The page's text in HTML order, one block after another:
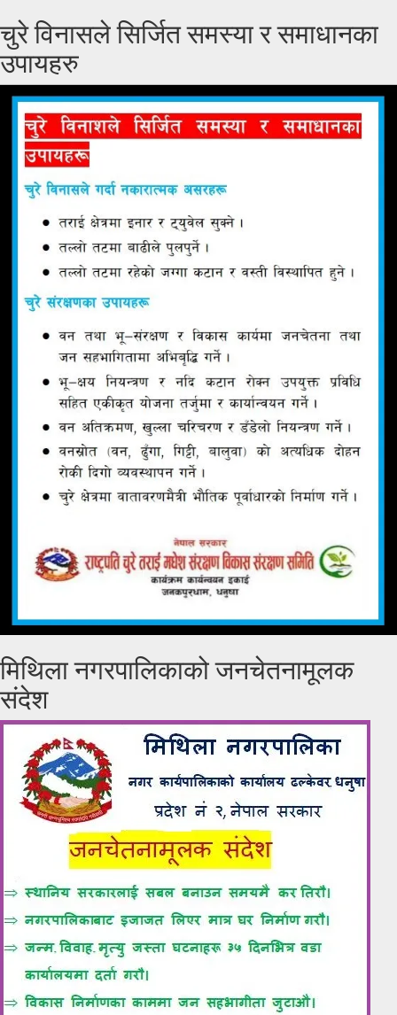
चुरे विनासले सिर्जित समस्या र समाधानका
उपायहरु
मिथिला नगरपालिकाको जनचेतनामूलक
संदेश